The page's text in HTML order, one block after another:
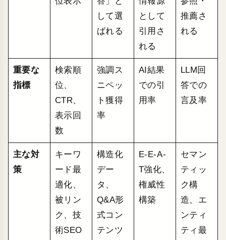
して選
ばれる
として
引用さ
れる
推薦さ
れる
重要な
指標
検索順
位、
CTR、
表示回
数
強調ス
ニペッ
ト獲得
率
AI結果
での引
用率
LLM回
答での
言及率
主な対
策
キーワ
ード最
適化、
被リン
ク、技
術SEO
構造化
デー
タ、
Q&A形
式コン
テンツ
E-E-A-
T強化、
権威性
構築
セマン
ティッ
ク構
造、エ
ンティ
ティ最